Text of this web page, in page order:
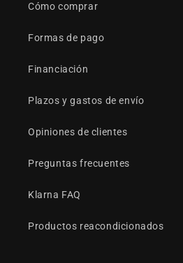
Cómo comprar
Formas de pago
Financiación
Plazos y gastos de envío
Opiniones de clientes
Preguntas frecuentes
Klarna FAQ
Productos reacondicionados